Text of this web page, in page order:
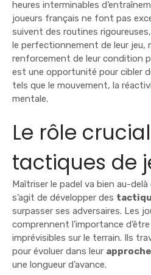
heures interminables
joueurs français ne font pas
suivent des routines
le perfectionnement de leur jeu,
renforcement de leur condition
est une opportunité pour cibler
tels que le mouvement, la
mentale.
Le rôle
tactiques de
Maîtriser le padel va bien au-
s’agit de développer des
surpasser ses adversaires. Les
comprennent l’importance
imprévisibles sur le terrain. Ils
pour évoluer dans leur
une longueur d’avance.